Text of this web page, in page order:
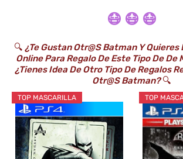
😷 😷 😷
🔍 ¿Te Gustan Otr@s Batman Y
Online Para Regalo De Este Tipo De
¿Tienes Idea De Otro Tipo De Regalos
Otr@s Batman?🔍
TOP MASCARILLA TOP